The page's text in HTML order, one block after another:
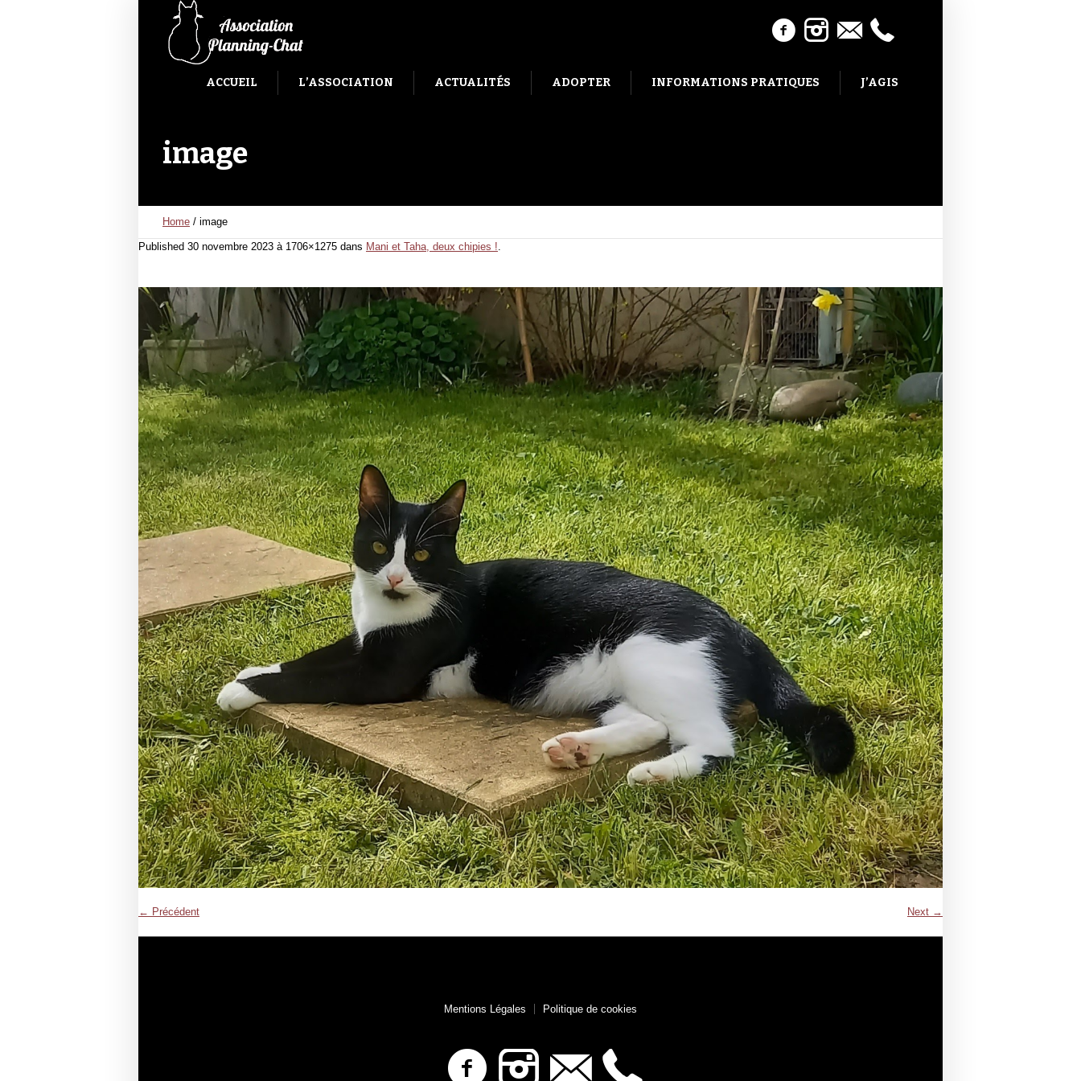
ACCUEIL L’ASSOCIATION ACTUALITÉS ADOPTER INFORMATIONS PRATIQUES J’AGIS
image
Home / image
Published 30 novembre 2023 à 1706×1275 dans Mani et Taha, deux chipies !.
← Précédent Next →
Mentions Légales Politique de cookies